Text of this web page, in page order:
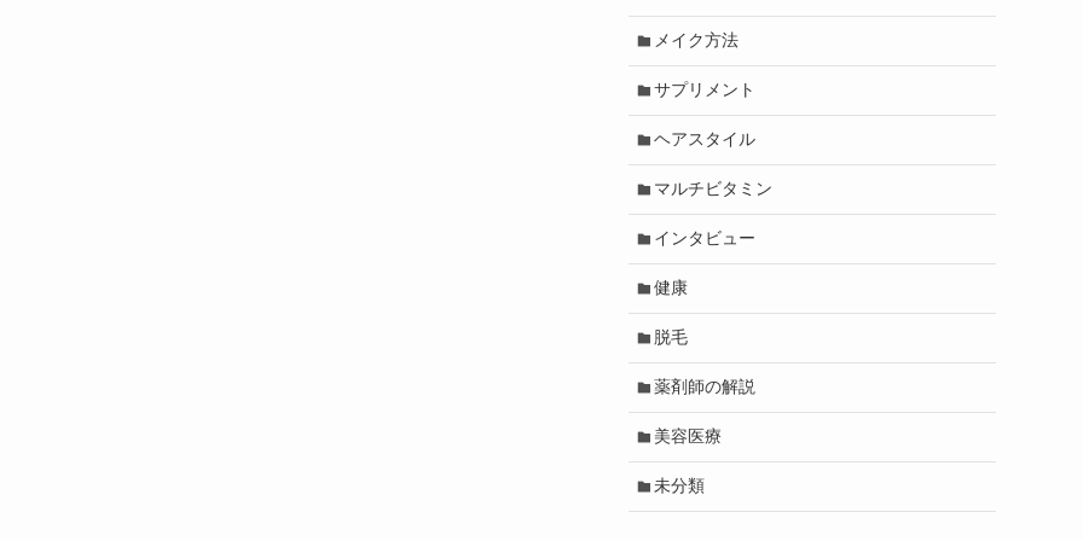
メイク方法
サプリメント
ヘアスタイル
マルチビタミン
インタビュー
健康
脱毛
薬剤師の解説
美容医療
未分類